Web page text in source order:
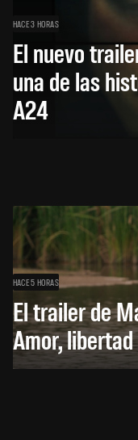
HACE 3 HORAS
El nuevo
una de las
A24
HACE 5 HORAS
El trailer de
Amor,